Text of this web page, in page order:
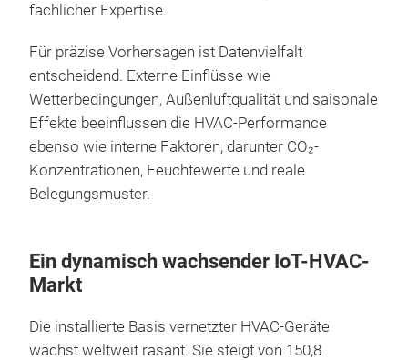
fachlicher Expertise.
Für präzise Vorhersagen ist Datenvielfalt
entscheidend. Externe Einflüsse wie
Wetterbedingungen, Außenluftqualität und saisonale
Effekte beeinflussen die HVAC-Performance
ebenso wie interne Faktoren, darunter CO₂-
Konzentrationen, Feuchtewerte und reale
Belegungsmuster.
Ein dynamisch wachsender IoT-HVAC-
Markt
Die installierte Basis vernetzter HVAC-Geräte
wächst weltweit rasant. Sie steigt von 150,8